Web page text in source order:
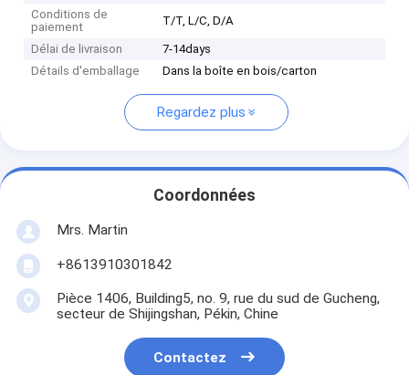
Conditions de
paiement
T/T, L/C, D/A
Délai de livraison
7-14days
Détails d'emballage
Dans la boîte en bois/carton
Regardez plus
Coordonnées
Mrs. Martin
+8613910301842
Pièce 1406, Building5, no. 9, rue du sud de Gucheng,
secteur de Shijingshan, Pékin, Chine
Contactez